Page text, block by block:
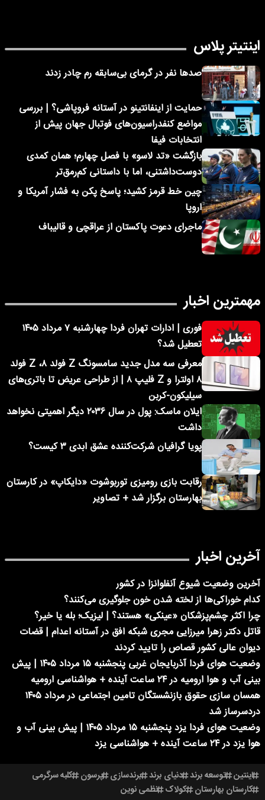
اینتیتر پلاس
صدها نفر در گرمای بی‌سابقه رم چادر زدند
حمایت از اینفانتینو در آستانه فروپاشی؟ | بررسی
مواضع کنفدراسیون‌های فوتبال جهان پیش از
انتخابات فیفا
بازگشت «تد لاسو» با فصل چهارم؛ همان کمدی
دوست‌داشتنی، اما با داستانی کم‌رمق‌تر
چین خط قرمز کشید؛ پاسخ پکن به فشار آمریکا و
اروپا
ماجرای دعوت پاکستان از عراقچی و قالیباف
مهمترین اخبار
فوری | ادارات تهران فردا چهارشنبه ۷ مرداد ۱۴۰۵
تعطیل شد؟
معرفی سه مدل جدید سامسونگ Z فولد ۸، Z فولد
۸ اولترا و Z فلیپ ۸ | از طراحی عریض تا باتری‌های
سیلیکون-کربن
ایلان ماسک: پول در سال ۲۰۳۶ دیگر اهمیتی نخواهد
داشت
پویا گرافیان شرکت‌کننده عشق ابدی ۳ کیست؟
رقابت بازی رومیزی توربوشوت «دایکاپ» در کارستان
بهارستان برگزار شد + تصاویر
آخرین اخبار
آخرین وضعیت شیوع آنفلوانزا در کشور
کدام خوراکی‌ها از لخته شدن خون جلوگیری می‌کنند؟
چرا اکثر چشم‌پزشکان «عینکی» هستند؟ | لیزیک؛ بله یا خیر؟
قاتل دکتر زهرا میرزایی مجری شبکه افق در آستانه اعدام | قضات
دیوان عالی کشور قصاص را تایید کردند
وضعیت هوای فردا آذربایجان غربی پنجشنبه ۱۵ مرداد ۱۴۰۵ | پیش
بینی آب و هوا ارومیه در ۲۴ ساعت آینده + هواشناسی ارومیه
همسان سازی حقوق بازنشستگان تامین اجتماعی در مرداد ۱۴۰۵
دردسرساز شد
وضعیت هوای فردا یزد پنجشنبه ۱۵ مرداد ۱۴۰۵ | پیش بینی آب و
هوا یزد در ۲۴ ساعت آینده + هواشناسی یزد
اینتین توسعه برند دنیای برند برندسازی پرسون کلبه سرگرمی
کارستان بهارستان کولاک نظمی نوین